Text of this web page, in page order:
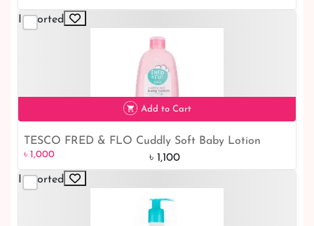
Imported
৳ 1,000 9% off
Add to Cart
TESCO FRED & FLO Cuddly Soft Baby Lotion
500ml
৳ 1,000
৳ 1,100
Imported